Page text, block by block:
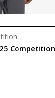
Competition